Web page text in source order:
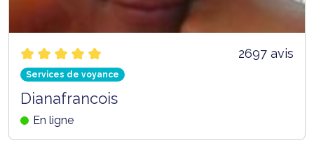
2697 avis
Services de voyance
Dianafrancois
En ligne